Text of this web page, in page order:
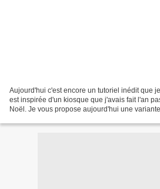
Aujourd'hui c'est encore un tutoriel inédit que
est inspirée d'un kiosque que j'avais fait l'an
Noël. Je vous propose aujourd'hui une